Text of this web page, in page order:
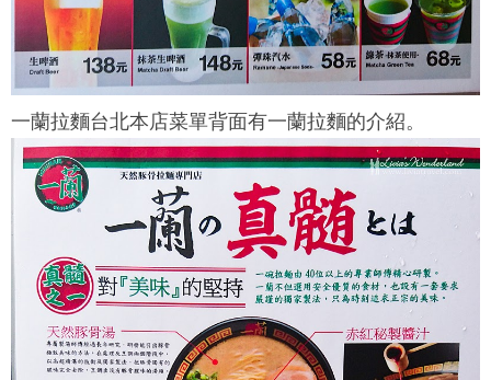
一蘭拉麵台北本店菜單背面有一蘭拉麵的介紹。